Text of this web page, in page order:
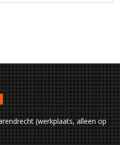
(werkplaats, alleen op